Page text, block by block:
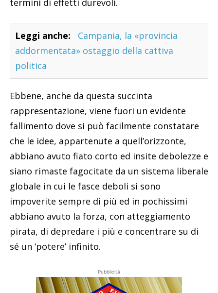
termini di effetti durevoli.
Leggi anche:
Campania, la «provincia
addormentata» ostaggio della cattiva
politica
Ebbene, anche da questa succinta
rappresentazione, viene fuori un evidente
fallimento dove si può facilmente constatare
che le idee, appartenute a quell’orizzonte,
abbiano avuto fiato corto ed insite debolezze e
siano rimaste fagocitate da un sistema liberale
globale in cui le fasce deboli si sono
impoverite sempre di più ed in pochissimi
abbiano avuto la forza, con atteggiamento
pirata, di depredare i più e concentrare su di
sé un ‘potere’ infinito.
Pubblicità